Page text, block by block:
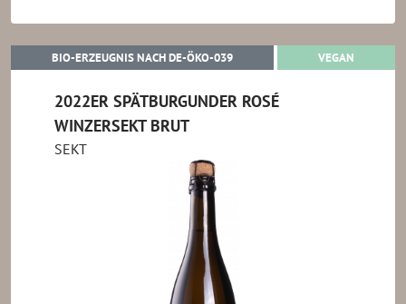
BIO-ERZEUGNIS NACH DE-ÖKO-039BIO-ERZEUGNIS NACH DE-ÖKO-
VEGAN
2022ER SPÄTBURGUNDER ROSÉ
WINZERSEKT BRUT
SEKT